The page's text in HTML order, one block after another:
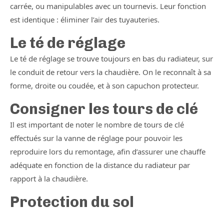
carrée, ou manipulables avec un tournevis. Leur fonction
est identique : éliminer l’air des tuyauteries.
Le té de réglage
Le té de réglage se trouve toujours en bas du radiateur, sur
le conduit de retour vers la chaudière. On le reconnaît à sa
forme, droite ou coudée, et à son capuchon protecteur.
Consigner les tours de clé
Il est important de noter le nombre de tours de clé
effectués sur la vanne de réglage pour pouvoir les
reproduire lors du remontage, afin d’assurer une chauffe
adéquate en fonction de la distance du radiateur par
rapport à la chaudière.
Protection du sol